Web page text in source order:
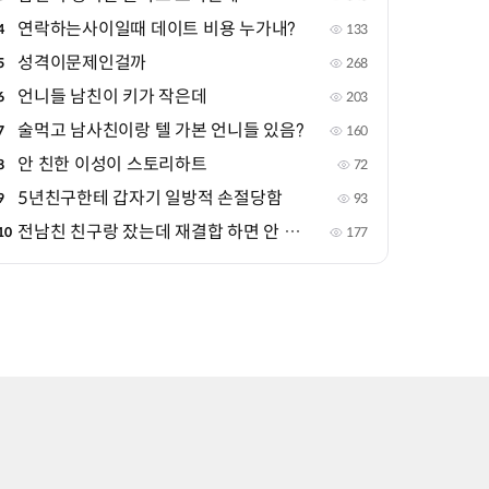
연락하는사이일때 데이트 비용 누가내? 133
성격이문제인걸까 268
언니들 남친이 키가 작은데 203
술먹고 남사친이랑 텔 가본 언니들 있음? 160
안 친한 이성이 스토리하트 72
5년친구한테 갑자기 일방적 손절당함 93
전남친 친구랑 잤는데 재결합 하면 안 되겠지 177